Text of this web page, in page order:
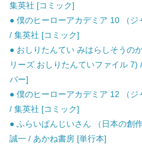
集英社 [コミック]
● 僕のヒーローアカデミア 10 （
/ 集英社 [コミック]
● おしりたんてい みはらしそうの
リーズ おしりたんていファイル
バー]
● 僕のヒーローアカデミア 12 （
/ 集英社 [コミック]
● ふらいぱんじいさん （日本の創
誠一 / あかね書房 [単行本]